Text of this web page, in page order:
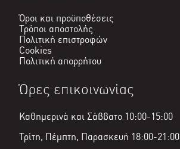
Όροι και προϋποθέσεις
Τρόποι αποστολής
Πολιτική επιστροφών
Cookies
Πολιτική απορρήτου
Ώρες επικοινωνίας
Καθημερινά και Σάββατο 10:00-15:00
Τρίτη, Πέμπτη, Παρασκευή 18:00-21:00